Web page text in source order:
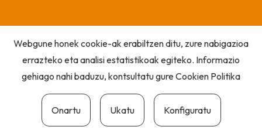
Webgune honek cookie-ak erabiltzen ditu, zure nabigazioa
errazteko eta analisi estatistikoak egiteko. Informazio
gehiago nahi baduzu, kontsultatu gureCookien Politika
Onartu Ukatu Konfiguratu